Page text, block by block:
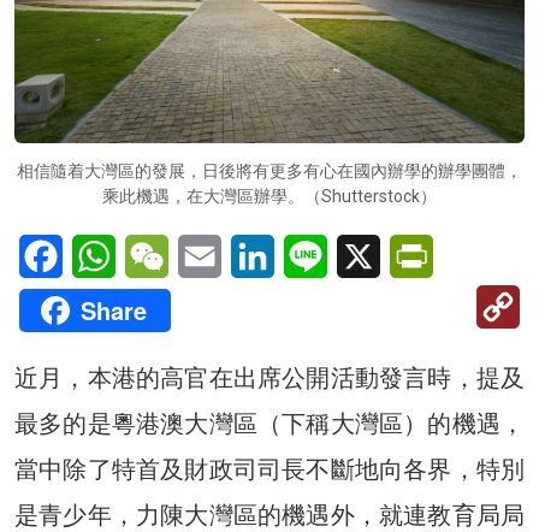
相信隨着大灣區的發展，日後將有更多有心在國內辦學的辦學團體，
乘此機遇，在大灣區辦學。（Shutterstock）
FacebookWhatsAppWeChatEmail LinkedInLine X
Share
近月，本港的高官在出席公開活動發言時，提及
最多的是粵港澳大灣區（下稱大灣區）的機遇，
當中除了特首及財政司司長不斷地向各界，特別
是青少年，力陳大灣區的機遇外，就連教育局局